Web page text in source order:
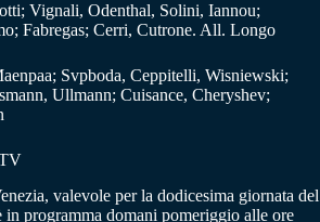
Vignali, Odenthal, Solini, Iannou;
Fabregas; Cerri, Cutrone. All. Longo
Svpboda, Ceppitelli, Wisniewski;
Ullmann; Cuisance, Cheryshev;
valevole per la dodicesima giornata del
in programma domani pomeriggio alle ore